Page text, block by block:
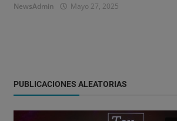
NewsAdmin Mayo 27, 2025
PUBLICACIONES ALEATORIAS